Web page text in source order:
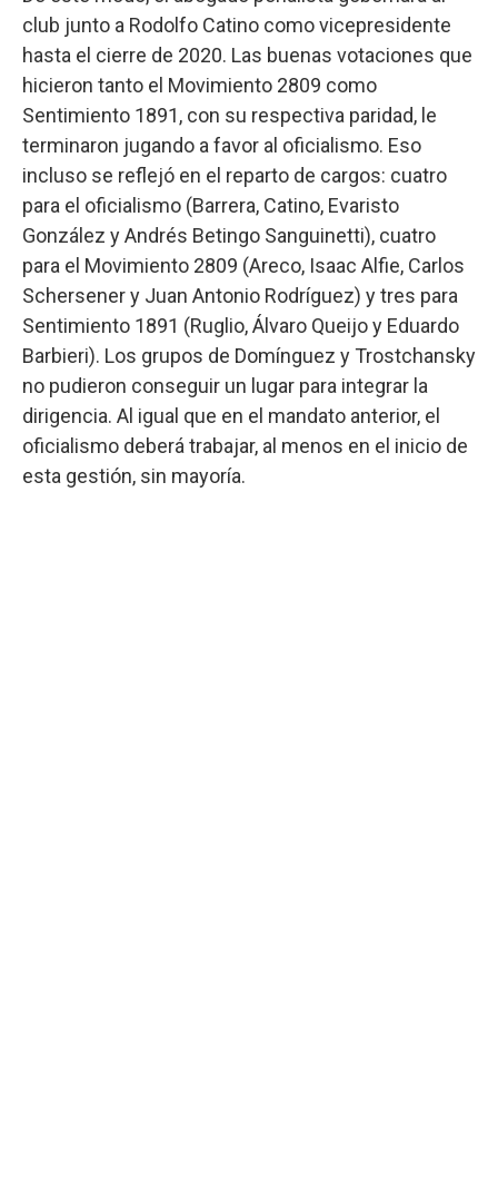
club junto a Rodolfo Catino como vicepresidente
hasta el cierre de 2020. Las buenas votaciones que
hicieron tanto el Movimiento 2809 como
Sentimiento 1891, con su respectiva paridad, le
terminaron jugando a favor al oficialismo. Eso
incluso se reflejó en el reparto de cargos: cuatro
para el oficialismo (Barrera, Catino, Evaristo
González y Andrés Betingo Sanguinetti), cuatro
para el Movimiento 2809 (Areco, Isaac Alfie, Carlos
Schersener y Juan Antonio Rodríguez) y tres para
Sentimiento 1891 (Ruglio, Álvaro Queijo y Eduardo
Barbieri). Los grupos de Domínguez y Trostchansky
no pudieron conseguir un lugar para integrar la
dirigencia. Al igual que en el mandato anterior, el
oficialismo deberá trabajar, al menos en el inicio de
esta gestión, sin mayoría.